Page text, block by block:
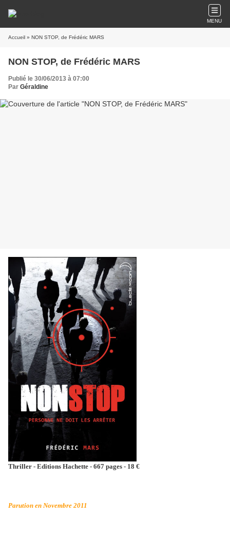
MENU
Accueil » NON STOP, de Frédéric MARS
NON STOP, de Frédéric MARS
Publié le 30/06/2013 à 07:00
Par Géraldine
Thriller - Editions Hachette - 667 pages - 18 €
Parution en Novembre 2011